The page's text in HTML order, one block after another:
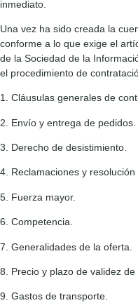
inmediato.
Una vez ha sido creada la
conforme a lo que exige el
de la Sociedad de la
el procedimiento de
1. Cláusulas generales de
2. Envío y entrega de pedidos.
3. Derecho de desistimiento.
4. Reclamaciones y
5. Fuerza mayor.
6. Competencia.
7. Generalidades de la oferta.
8. Precio y plazo de validez de
9. Gastos de transporte.